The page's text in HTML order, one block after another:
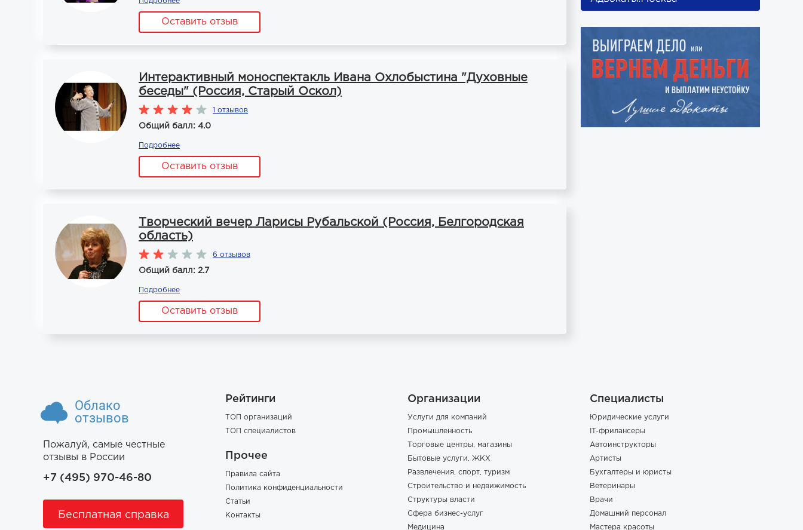
Оставить отзыв
Интерактивный моноспектакль Ивана Охлобыстина "Духовные
беседы" (Россия, Старый Оскол)
1 отзывов
Общий балл: 4.0
Подробнее
Оставить отзыв
Творческий вечер Ларисы Рубальской (Россия, Белгородская
область)
6 отзывов
Общий балл: 2.7
Подробнее
Оставить отзыв
Облако
отзывов
Пожалуй, самые честные
отзывы в России
+7 (495) 970-46-80
Бесплатная справка
Рейтинги
ТОП организаций
ТОП специалистов
Прочее
Правила сайта
Политика конфиденциальности
Статьи
Контакты
Организации
Услуги для компаний
Промышленность
Торговые центры, магазины
Бытовые услуги, ЖКХ
Развлечения, спорт, туризм
Строительство и недвижимость
Структуры власти
Сфера бизнес-услуг
Медицина
Специалисты
Юридические услуги
IT-фрилансеры
Автоинструкторы
Артисты
Бухгалтеры и юристы
Ветеринары
Врачи
Домашний персонал
Мастера красоты